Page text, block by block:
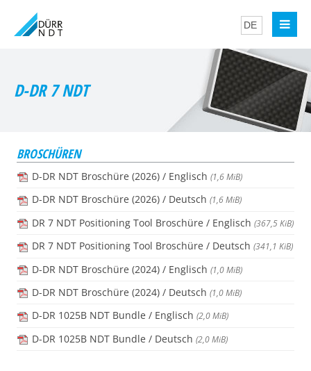
D-DR 7 NDT
BROSCHÜREN
D-DR NDT Broschüre (2026) / Englisch(1,6 MiB)
D-DR NDT Broschüre (2026) / Deutsch(1,6 MiB)
DR 7 NDT Positioning Tool Broschüre / Englisch(367,5 KiB)
DR 7 NDT Positioning Tool Broschüre / Deutsch(341,1 KiB)
D-DR NDT Broschüre (2024) / Englisch(1,0 MiB)
D-DR NDT Broschüre (2024) / Deutsch(1,0 MiB)
D-DR 1025B NDT Bundle / Englisch(2,0 MiB)
D-DR 1025B NDT Bundle / Deutsch(2,0 MiB)